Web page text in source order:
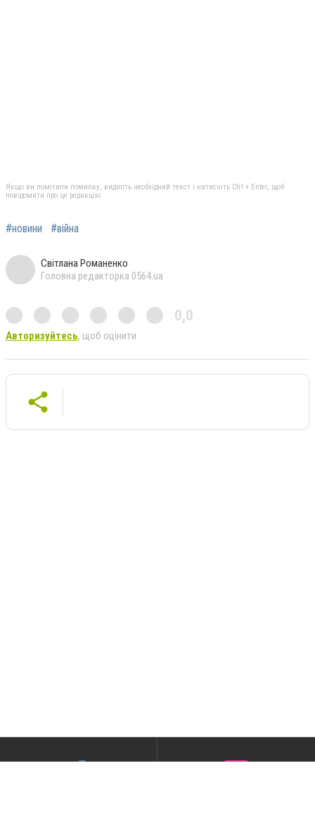
Якщо ви помітили помилку, виділіть необхідний текст і натисніть Ctrl + Enter, щоб
повідомити про це редакцію
#новини #війна
Світлана Романенко
Головна редакторка 0564.ua
0,0
Авторизуйтесь, щоб оцінити